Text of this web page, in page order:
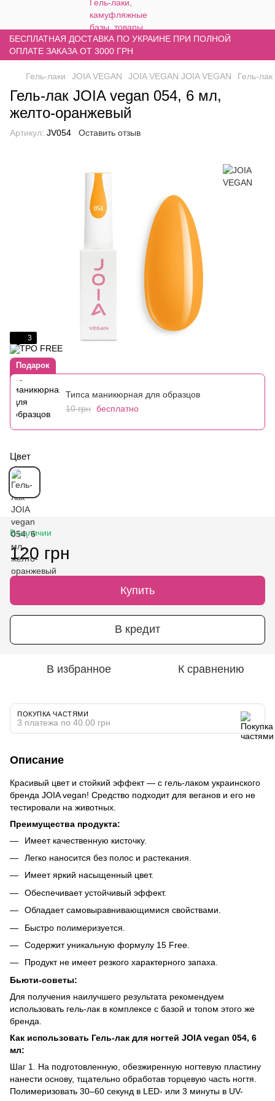
БЕСПЛАТНАЯ ДОСТАВКА ПО УКРАИНЕ ПРИ ПОЛНОЙ
ОПЛАТЕ ЗАКАЗА ОТ 3000 ГРН
Гель-лаки JOIA VEGAN JOIA VEGAN JOIA VEGAN Гель-
Гель-лак JOIA vegan 054, 6 мл,
желто-оранжевый
Артикул: JV054 Оставить отзыв
3
Подарок
Типса маникюрная для образцов
10 грн бесплатно
Цвет
В наличии
120 грн
Купить
В кредит
В избранное К сравнению
ПОКУПКА ЧАСТЯМИ
3 платежа по 40.00 грн
Описание
Красивый цвет и стойкий эффект — с гель-лаком украинского
бренда JOIA vegan! Средство подходит для веганов и его не
тестировали на животных.
Преимущества продукта:
Имеет качественную кисточку.
Легко наносится без полос и растекания.
Имеет яркий насыщенный цвет.
Обеспечивает устойчивый эффект.
Обладает самовыравнивающимися свойствами.
Быстро полимеризуется.
Содержит уникальную формулу 15 Free.
Продукт не имеет резкого характерного запаха.
Бьюти-советы:
Для получения наилучшего результата рекомендуем
использовать гель-лак в комплексе с базой и топом этого же
бренда.
Как использовать Гель-лак для ногтей JOIA vegan 054, 6
мл:
Шаг 1. На подготовленную, обезжиренную ногтевую пластину
нанести основу, тщательно обработав торцевую часть ногтя.
Полимеризовать 30–60 секунд в LED- или 3 минуты в UV-